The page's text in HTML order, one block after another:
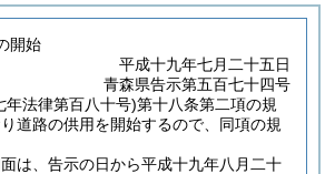
開始
平成十九年七月二十五日
青森県告示第五百七十四号
年法律第百八十号)第十八条第二項の規
道路の供用を開始するので、同項の規
は、告示の日から平成十九年八月二十